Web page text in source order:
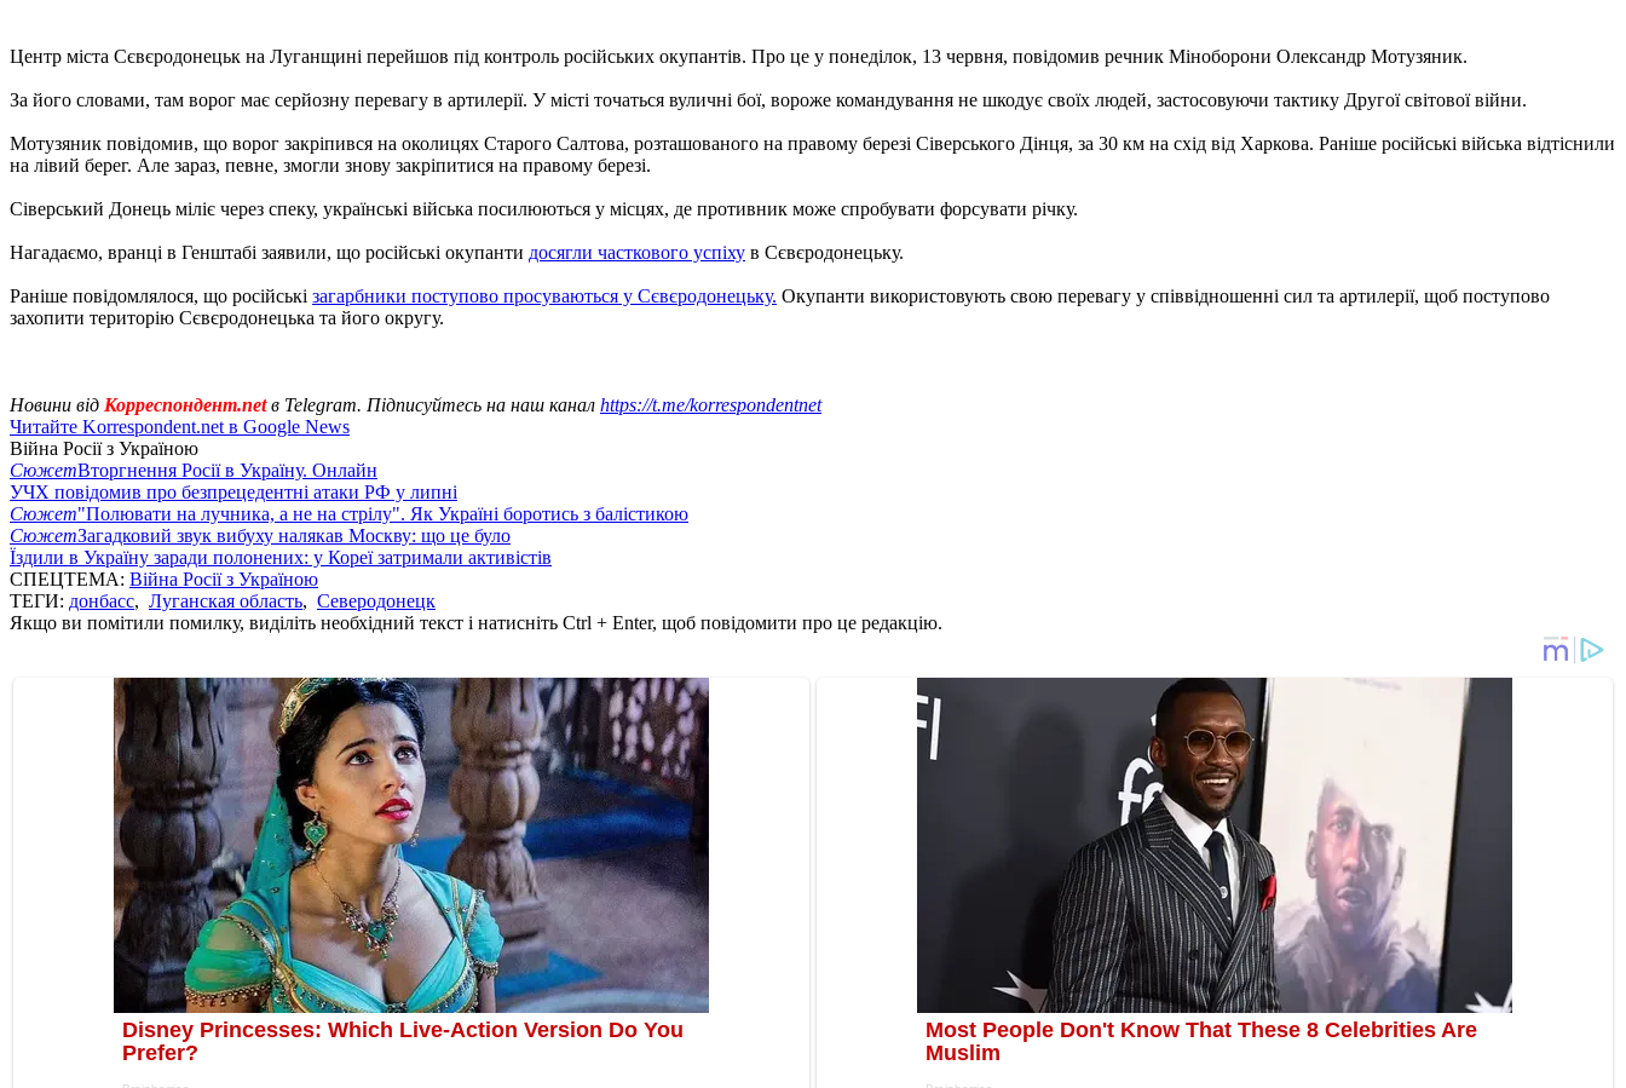
Центр міста Сєвєродонецьк на Луганщині перейшов під контроль російських окупантів. Про це у понеділок, 13 червня, повідомив речник Міноборони Олександр Мотузяник.
За його словами, там ворог має серйозну перевагу в артилерії. У місті точаться вуличні бої, вороже командування не шкодує своїх людей, застосовуючи тактику Другої світової війни.
Мотузяник повідомив, що ворог закріпився на околицях Старого Салтова, розташованого на правому березі Сіверського Дінця, за 30 км на схід від Харкова. Раніше російські війська відтіснили
на лівий берег. Але зараз, певне, змогли знову закріпитися на правому березі.
Сіверський Донець міліє через спеку, українські війська посилюються у місцях, де противник може спробувати форсувати річку.
Нагадаємо, вранці в Генштабі заявили, що російські окупанти досягли часткового успіху в Сєвєродонецьку.
Раніше повідомлялося, що російські загарбники поступово просуваються у Сєвєродонецьку. Окупанти використовують свою перевагу у співвідношенні сил та артилерії, щоб поступово
захопити територію Сєвєродонецька та його округу.
Новини від Корреспондент.netв Telegram. Підписуйтесь на наш канал https://t.me/korrespondentnet
Читайте Korrespondent.net в Google News
Війна Росії з Україною
СюжетВторгнення Росії в Україну. Онлайн
УЧХ повідомив про безпрецедентні атаки РФ у липні
Сюжет"Полювати на лучника, а не на стрілу". Як Україні боротись з балістикою
СюжетЗагадковий звук вибуху налякав Москву: що це було
Їздили в Україну заради полонених: у Кореї затримали активістів
СПЕЦТЕМА: Війна Росії з Україною
ТЕГИ: донбасс, Луганская область, Северодонецк
Якщо ви помітили помилку, виділіть необхідний текст і натисніть Ctrl + Enter, щоб повідомити про це редакцію.